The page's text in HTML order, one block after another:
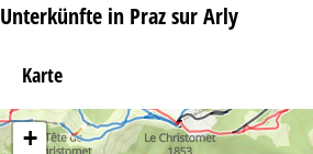
Unterkünfte in Praz sur Arly
Karte
+